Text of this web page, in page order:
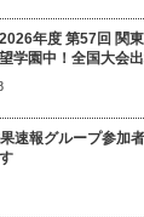
年度 第57回 関
学園中！全国大会
速報グループ参加